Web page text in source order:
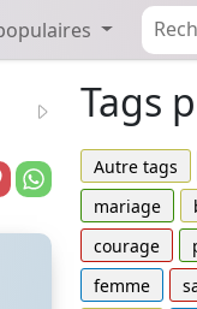
Tags
Autre tags
mariage
courage
femme